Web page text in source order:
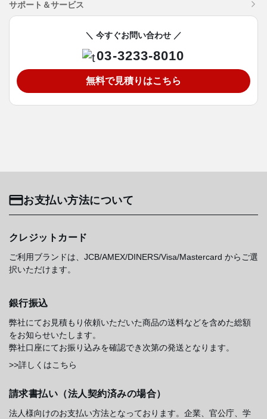
サポート＆サービス
＼ 今すぐお問い合わせ ／
03-3233-8010
無料で見積りはこちら
お支払い方法について
クレジットカード
ご利用ブランドは、JCB/AMEX/DINERS/Visa/Mastercard からご選
択いただけます。
銀行振込
弊社にてお見積もり依頼いただいた商品の送料などを含めた総額
をお知らせいたします。
弊社口座にてお振り込みを確認でき次第の発送となります。
>>詳しくはこちら
請求書払い（法人契約済みの場合）
法人様向けのお支払い方法となっております。企業、官公庁、学